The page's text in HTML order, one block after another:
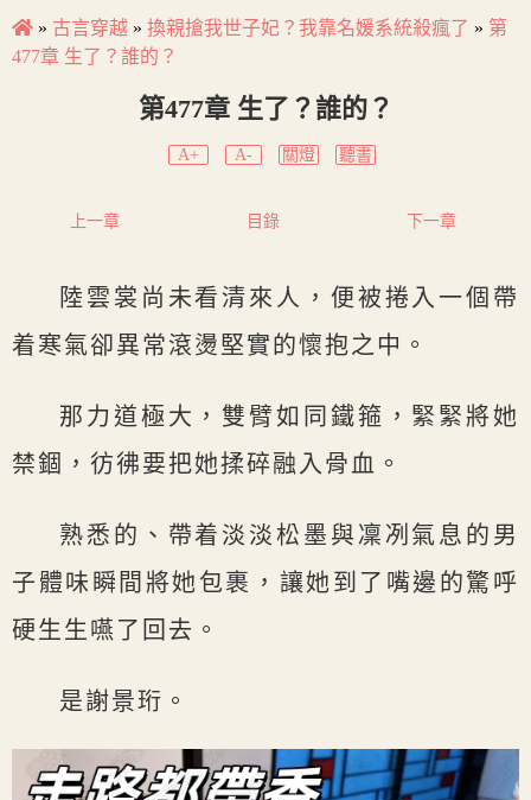
» 古言穿越 » 換親搶我世子妃？我靠名媛系統殺瘋了 » 第
477章 生了？誰的？
第477章 生了？誰的？
A+ A- 關燈 聽書
上一章 目錄 下一章
陸雲裳尚未看清來人，便被捲入一個帶
着寒氣卻異常滾燙堅實的懷抱之中。
那力道極大，雙臂如同鐵箍，緊緊將她
禁錮，彷彿要把她揉碎融入骨血。
熟悉的、帶着淡淡松墨與凜冽氣息的男
子體味瞬間將她包裹，讓她到了嘴邊的驚呼
硬生生嚥了回去。
是謝景珩。